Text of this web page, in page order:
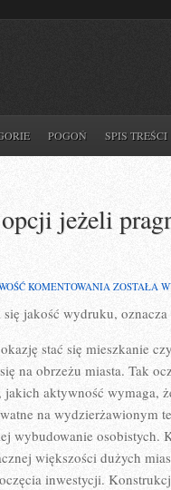
POGOŃ SPIS TREŚCI
jeżeli
KOMENTOWANIA MAMY
WYBORU
JEŻELI
PRAGNIEMY
TONER
ZOSTAŁA
jakość wydruku,
stać się mieszkanie
na obrzeżu miasta. Tak
aktywność wymaga,
na wydzierżawionym
wybudowanie osobistych.
większości dużych
inwestycji.